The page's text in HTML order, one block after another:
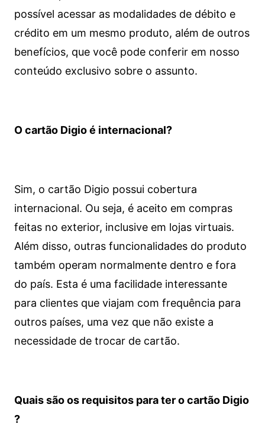
possível acessar as modalidades de débito e
crédito em um mesmo produto, além de outros
benefícios, que você pode conferir em nosso
conteúdo exclusivo sobre o assunto.
O cartão Digio é internacional?
Sim, o cartão Digio possui cobertura
internacional. Ou seja, é aceito em compras
feitas no exterior, inclusive em lojas virtuais.
Além disso, outras funcionalidades do produto
também operam normalmente dentro e fora
do país. Esta é uma facilidade interessante
para clientes que viajam com frequência para
outros países, uma vez que não existe a
necessidade de trocar de cartão.
Quais são os requisitos para ter o cartão Digio
?